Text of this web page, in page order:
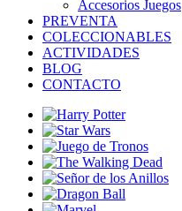
Accesorios Juegos
PREVENTA
COLECCIONABLES
ACTIVIDADES
BLOG
CONTACTO